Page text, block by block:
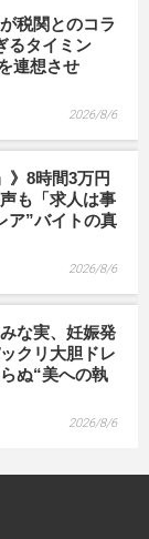
税関とのコラ
るタイミン
連想させ
2026/8/6
》8時間3万円
も「求人は事
ア”バイトの真
2026/8/6
な実、妊娠発
クリ大胆ドレ
ぬ“美への執
2026/8/6